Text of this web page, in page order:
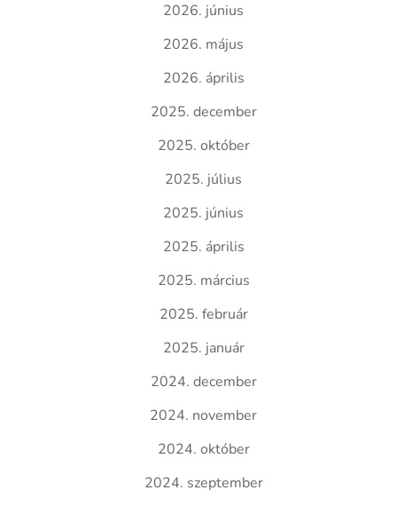
2026. június
2026. május
2026. április
2025. december
2025. október
2025. július
2025. június
2025. április
2025. március
2025. február
2025. január
2024. december
2024. november
2024. október
2024. szeptember